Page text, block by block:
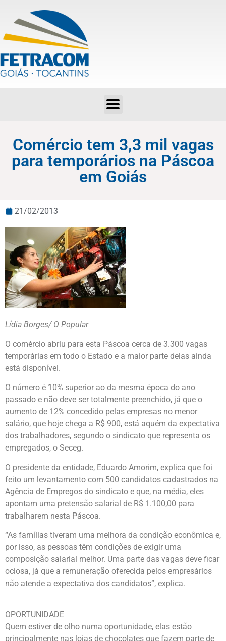
Comércio tem 3,3 mil vagas
para temporários na Páscoa
em Goiás
21/02/2013
Lídia Borges/ O Popular
O comércio abriu para esta Páscoa cerca de 3.300 vagas
temporárias em todo o Estado e a maior parte delas ainda
está disponível.
O número é 10% superior ao da mesma época do ano
passado e não deve ser totalmente preenchido, já que o
aumento de 12% concedido pelas empresas no menor
salário, que hoje chega a R$ 900, está aquém da expectativa
dos trabalhadores, segundo o sindicato que representa os
empregados, o Seceg.
O presidente da entidade, Eduardo Amorim, explica que foi
feito um levantamento com 500 candidatos cadastrados na
Agência de Empregos do sindicato e que, na média, eles
apontam uma pretensão salarial de R$ 1.100,00 para
trabalharem nesta Páscoa.
“As famílias tiveram uma melhora da condição econômica e,
por isso, as pessoas têm condições de exigir uma
composição salarial melhor. Uma parte das vagas deve ficar
ociosa, já que a remuneração oferecida pelos empresários
não atende a expectativa dos candidatos”, explica.
OPORTUNIDADE
Quem estiver de olho numa oportunidade, elas estão
principalmente nas lojas de chocolates que fazem parte de